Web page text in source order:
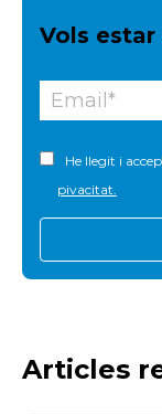
Vols
He llegit i
pivacitat.
Articles